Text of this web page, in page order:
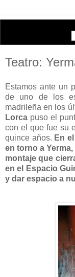
Teatro:
Estamos ante un
de uno de los
madrileña en los
Lorca puso el
con el que fue su
quince años. En
en torno a
montaje que
en el Espacio
y dar espacio a